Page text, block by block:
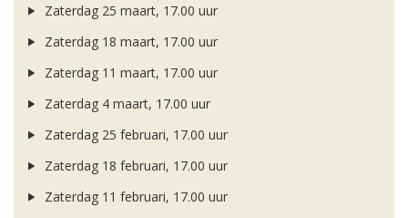
Zaterdag 25 maart, 17.00 uur
Zaterdag 18 maart, 17.00 uur
Zaterdag 11 maart, 17.00 uur
Zaterdag 4 maart, 17.00 uur
Zaterdag 25 februari, 17.00 uur
Zaterdag 18 februari, 17.00 uur
Zaterdag 11 februari, 17.00 uur